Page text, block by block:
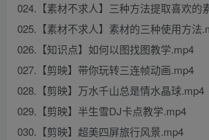
024.【素材不求人】三种方法提取喜欢的
025.【素材不求人】素材的三种使用方法
026.【知识点】如何以图找图教学.mp4
027.【剪映】带你玩转三连帧动画.mp4
028.【剪映】万水千山总是情水晶球.mp4
029.【剪映】半生雪DJ卡点教学.mp4
030.【剪映】超美四屏旅行风景.mp4